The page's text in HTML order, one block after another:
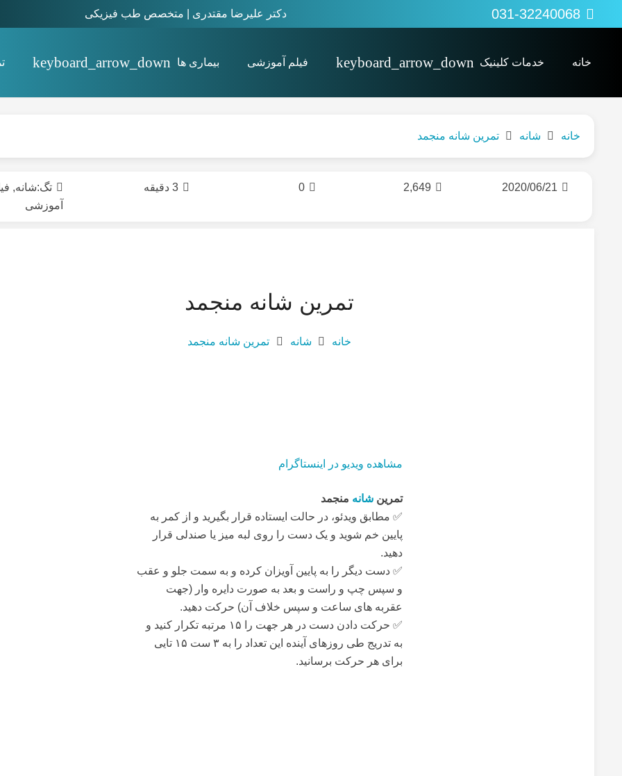
031-32240068 دکتر علیرضا مقتدری | متخصص طب فیزیکی
خانه خدمات کلینیک فیلم آموزشی بیماری ها
خانه شانه تمرین شانه منجمد
2020/06/21
2,649
0 3 دقیقه تگ:شانه,
آموزشی
تمرین شانه منجمد
خانه شانه تمرین شانه منجمد
مشاهده ویدیو در اینستاگرام
تمرین شانه منجمد
✅ مطابق ویدئو، در حالت ایستاده قرار بگیرید و از کمر به
پایین خم شوید و یک دست را روی لبه میز یا صندلی قرار
دهید.
✅ دست دیگر را به پایین آویزان کرده و به سمت جلو و عقب
و سپس چپ و راست و بعد به صورت دایره وار (جهت
عقربه های ساعت و سپس خلاف آن) حرکت دهید.
✅ حرکت دادن دست در هر جهت را ۱۵ مرتبه تکرار کنید و
به تدریج طی روزهای آینده این تعداد را به ۳ ست ۱۵ تایی
برای هر حرکت برسانید.